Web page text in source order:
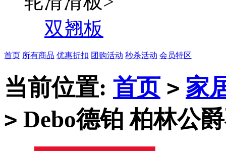
双翘板
首页 所有商品 优惠折扣 团购活动 秒杀活动 会员特区
当前位置: 首页 > 家
> Debo德铂 柏林公